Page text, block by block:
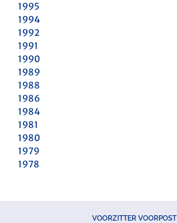
1995
1994
1992
1991
1990
1989
1988
1986
1984
1981
1980
1979
1978
VOORZITTER VOORPOST